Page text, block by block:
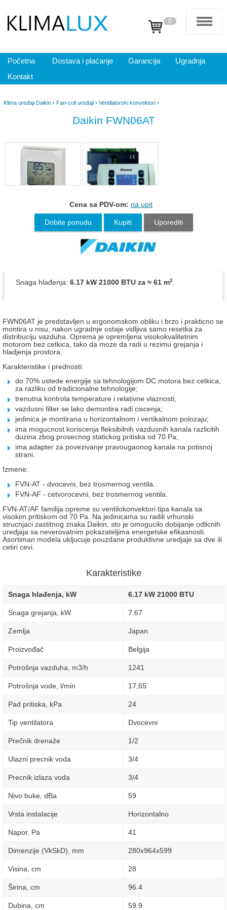
0
Početna Dostava i plaćanje Garancija
Ugradnja
Kontakt
Klima uređaji Daikin › Fan-coil uređaji › Ventilatorski konvektori ›
Daikin FWN06AT
Cena sa PDV-om: na upit
Dobite ponudu Kupiti Uporediti
Snaga hlađenja: 6.17 kW 21000 BTU za ≈ 61 m2.
FWN06AT je predstavljen u ergonomskom obliku i brzo i prakticno se
montira u nisu, nakon ugradnje ostaje vidljiva samo resetka za
distribuciju vazduha. Oprema je opremljena visokokvalitetnim
motorom bez cetkica, tako da moze da radi u rezimu grejanja i
hladjenja prostora.
Karakteristike i prednosti:
do 70% ustede energije sa tehnologijom DC motora bez cetkica,
za razliku od tradicionalne tehnologije;
trenutna kontrola temperature i relativne vlaznosti;
vazdusni filter se lako demontira radi ciscenja;
jedinica je montirana u horizontalnom i vertikalnom polozaju;
ima mogucnost koriscenja fleksibilnih vazdusnih kanala razlicitih
duzina zbog prosecnog statickog pritiska od 70 Pa;
ima adapter za povezivanje pravougaonog kanala na potisnoj
strani.
Izmene:
FVN-AT - dvocevni, bez trosmernog ventila.
FVN-AF - cetvorocevni, bez trosmernog ventila.
FVN-AT/AF familija opreme su ventilokonvektori tipa kanala sa
visokim pritiskom od 70 Pa. Na jedinicama su radili vrhunski
strucnjaci zastitnog znaka Daikin, sto je omogucilo dobijanje odlicnih
uredjaja sa neverovatnim pokazateljima energetske efikasnosti.
Asortiman modela ukljucuje pouzdane produktivne uredjaje sa dve ili
cetiri cevi.
Karakteristike
Snaga hlađenja, kW 6.17 kW 21000 BTU
Snaga grejanja, kW 7.67
Zemlja Japan
Proizvođač Belgija
Potrošnja vazduha, m3/h 1241
Potrošnja vode, l/min 17,65
Pad pritiska, kPa 24
Tip ventilatora Dvocevni
Prečnik drenaže 1/2
Ulazni precnik voda 3/4
Precnik izlaza voda 3/4
Nivo buke, dBa 59
Vrsta instalacije Horizontalno
Napor, Pa 41
Dimenzije (VkSkD), mm 280x964x599
Visina, сm 28
Širina, сm 96.4
Dubina, сm 59.9